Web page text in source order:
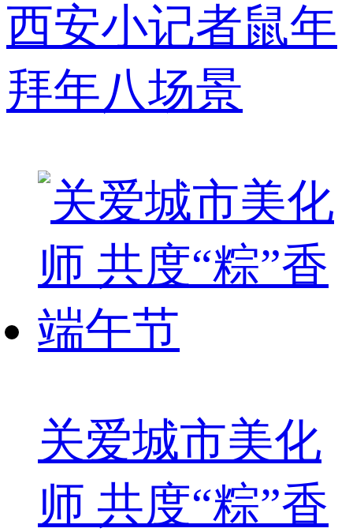
西安小记者鼠年
拜年八场景
关爱城市美化
师 共度“粽”香